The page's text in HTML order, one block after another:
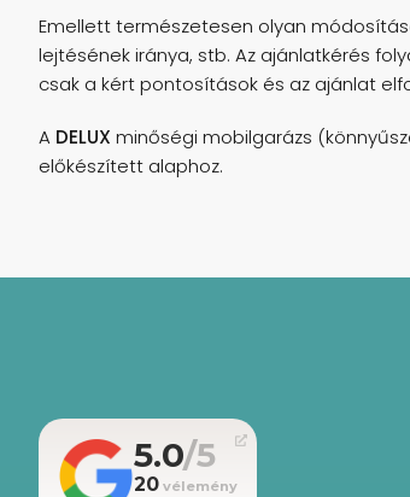
Emellett természetesen olyan
lejtésének iránya, stb. Az ajánlatkérés
csak a kért pontosítások és az ajánlat
A DELUX minőségi mobilgarázs
előkészített alaphoz.
5.0
20